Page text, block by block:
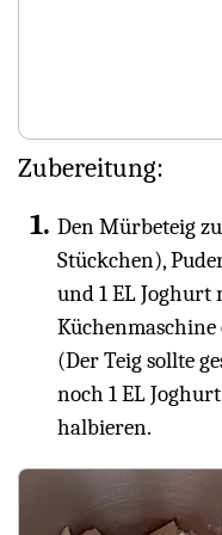
Zubereitung:
Den Mürbeteig
Stückchen),
und 1 EL
(Der Teig sollte
noch 1 EL
halbieren.